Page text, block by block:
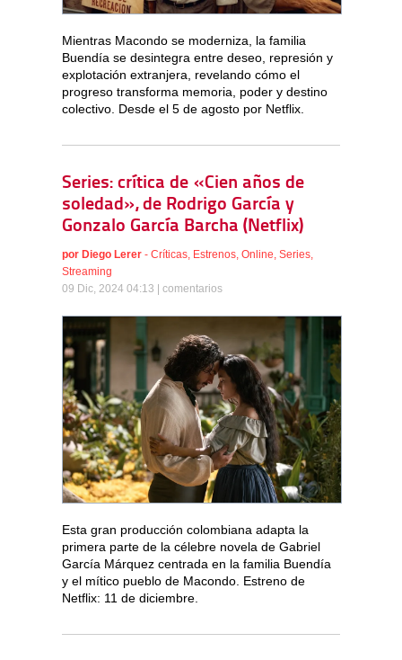
Mientras Macondo se moderniza, la familia
Buendía se desintegra entre deseo, represión y
explotación extranjera, revelando cómo el
progreso transforma memoria, poder y destino
colectivo. Desde el 5 de agosto por Netflix.
Series: crítica de «Cien años de
soledad», de Rodrigo García y
Gonzalo García Barcha (Netflix)
por Diego Lerer - Críticas Estrenos Online Series
Streaming
09 Dic, 2024 04:13 | comentarios
Esta gran producción colombiana adapta la
primera parte de la célebre novela de Gabriel
García Márquez centrada en la familia Buendía
y el mítico pueblo de Macondo. Estreno de
Netflix: 11 de diciembre.